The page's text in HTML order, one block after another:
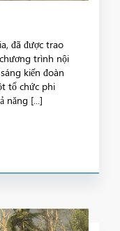
đã được trao
trình nội
kiến đoàn
tổ chức phi
năng [...]